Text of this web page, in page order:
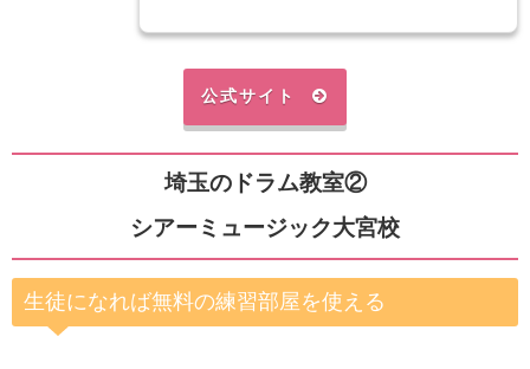
公式サイト
埼玉のドラム教室②
シアーミュージック大宮校
生徒になれば無料の練習部屋を使える